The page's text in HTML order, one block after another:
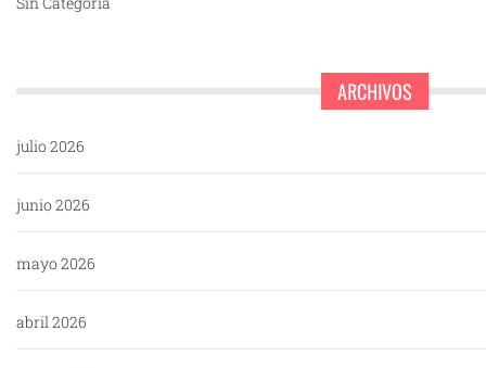
ARCHIVOS
julio 2026
junio 2026
mayo 2026
abril 2026